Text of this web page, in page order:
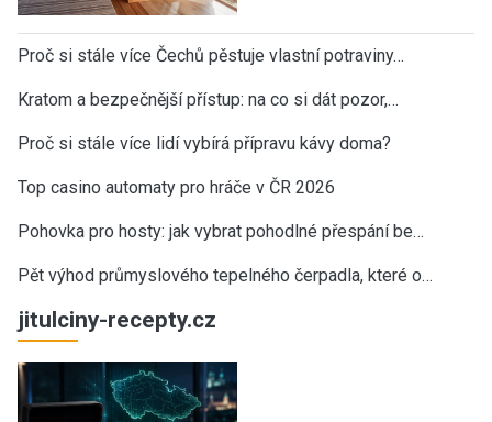
Proč si stále více Čechů pěstuje vlastní potraviny…
Kratom a bezpečnější přístup: na co si dát pozor,…
Proč si stále více lidí vybírá přípravu kávy doma?
Top casino automaty pro hráče v ČR 2026
Pohovka pro hosty: jak vybrat pohodlné přespání be…
Pět výhod průmyslového tepelného čerpadla, které o…
jitulciny-recepty.cz